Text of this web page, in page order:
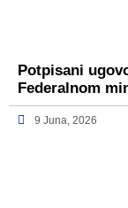
Potpisani
Federalnom
9 Juna, 2026